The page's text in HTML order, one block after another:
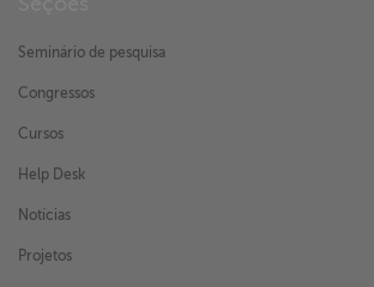
Seminário de pesquisa
Congressos
Cursos
Help Desk
Notícias
Projetos